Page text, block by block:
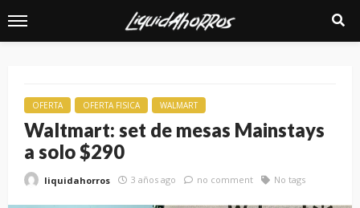
OFERTA OFERTA FISICA WALMART
Waltmart: set de mesas Mainstays
a solo $290
liquidahorros 3 años ago no comment No tags